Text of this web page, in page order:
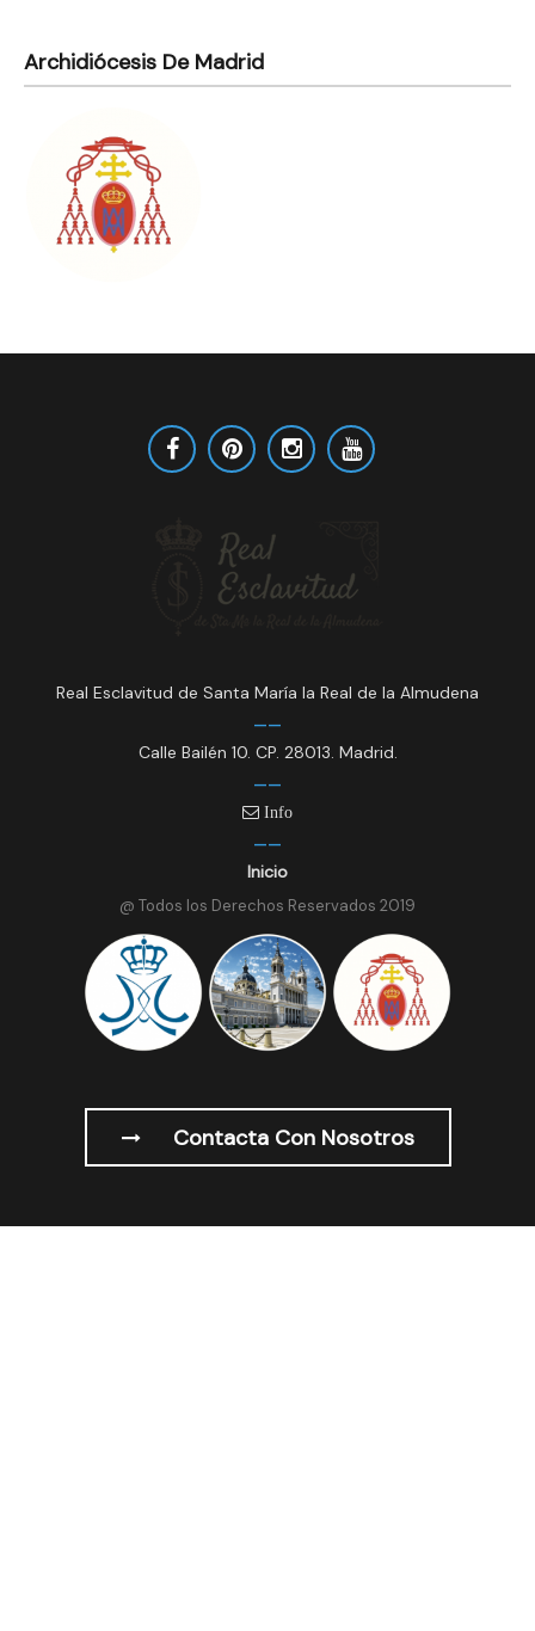
Archidiócesis De Madrid
Real Esclavitud de Santa María la Real de la Almudena
Calle Bailén 10. CP. 28013. Madrid.
Info
Inicio
@ Todos los Derechos Reservados 2019
Contacta Con Nosotros